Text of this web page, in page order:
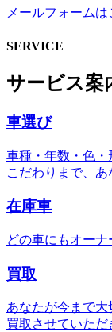
メールフォームは
SERVICE
サービス案
車選び
車種・年数・色・
こだわりまで、
在庫車
どの車にもオーナ
買取
あなたが今まで
買取させていた